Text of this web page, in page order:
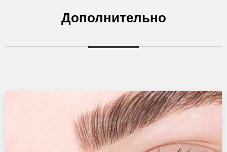
Дополнительно